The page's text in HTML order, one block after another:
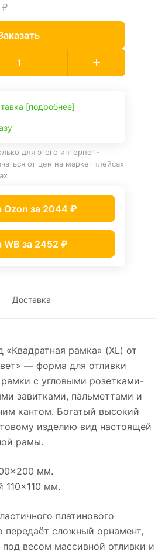
₽
[подробнее]
для этого интернет-
от цен на маркетплейсах
Ozon за 2044 ₽
WB за 2452 ₽
Доставка
рамка» (XL) от
— форма для отливки
с угловыми розетками-
завитками, пальметтами и
кантом. Богатый высокий
изделию вид настоящей
рамы.
мм.
110×110 мм.
платинового
передаёт сложный орнамент,
весом массивной отливки и